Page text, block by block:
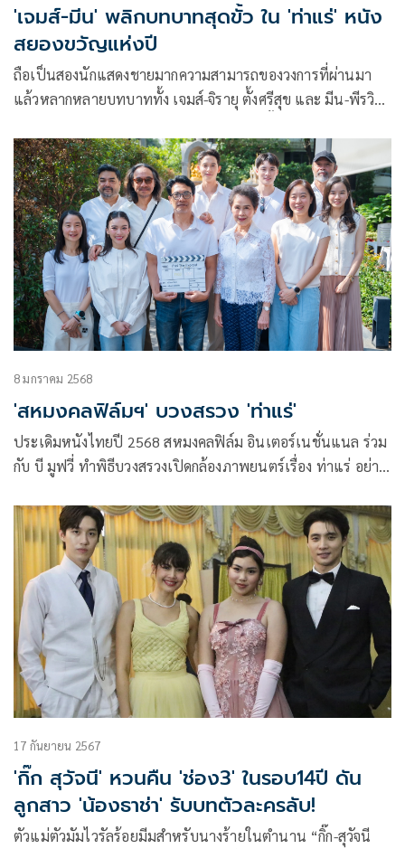
'เจมส์-มีน' พลิกบทบาทสุดขั้ว ใน 'ท่าแร่' หนัง
สยองขวัญแห่งปี
ถือเป็นสองนักแสดงชายมากความสามารถของวงการที่ผ่านมา
แล้วหลากหลายบทบาททั้ง เจมส์-จิรายุ ตั้งศรีสุข และ มีน-พีรวิ
ฝีมือกันในบท คนปราบผี ที่แตกต่างกันทั้งเรื่องศรัทธา ความเชื่อ
และพิธีกรรมในภาพยนตร์สยองขวัญแห่งปีเรื่อง ท่าแร่ ผลงาน
กำกับเรื่องใหม่ของสุดยอดผู้กำกับแห่งยุค คุ้ย-ทวีวัฒน์ วันทา
8 มกราคม 2568
'สหมงคลฟิล์มฯ' บวงสรวง 'ท่าแร่'
ประเดิมหนังไทยปี 2568 สหมงคลฟิล์ม อินเตอร์เนชั่นแนล ร่วม
กับ บี มูฟวี่ ทำพิธีบวงสรวงเปิดกล้องภาพยนตร์เรื่อง ท่าแร่ อย่าง
อาคารสหมงคลฟิล์มฯ ย่านอารีย์ นำทีมโดย คุ้ย-ทวีวัฒน์ วันทา ผู้
กำกับพันล้านจาก ธี่หยด 1-2 ร่วมด้วยทีมนักแสดงนำอย่าง เจมส์-
จิรายุ ตั้งศรีสุข (ครั้งแรกกับการแสดงภาพยนตร์สยองขวัญ), มีน-
พีรวิชญ์ อรรถชิตสถาพร, เอก-ธเนศ วรากุลนุเคราะห์, แพรวา-ณิ
ชาภัทร ฉัตรชัยพลรัตน์ และ แฉะ-องอาจ เจียมเจริญพรกุล
17 กันยายน 2567
'กิ๊ก สุวัจนี' หวนคืน 'ช่อง3' ในรอบ14ปี ดัน
ลูกสาว 'น้องธาช่า' รับบทตัวละครลับ!
ตัวแม่ตัวมัมไวรัลร้อยมีมสำหรับนางร้ายในตำนาน “กิ๊ก-สุวัจนี